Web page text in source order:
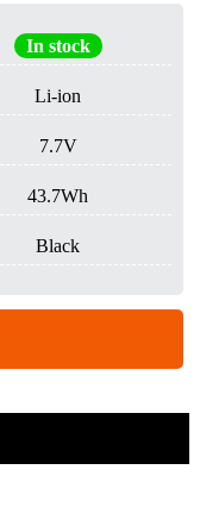
In stock
Li-ion
7.7V
43.7Wh
Black